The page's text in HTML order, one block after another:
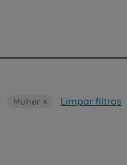
Mulher Limpar filtros